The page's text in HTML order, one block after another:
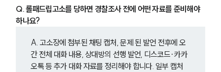
Q. 롤패드립고소를 당하면 경찰조사 전에 어떤 자료를 준비해야
하나요?
A. 고소장에 첨부된 채팅 캡처, 문제 된 발언 전후에 오
간 전체 대화 내용, 상대방의 선행 발언, 디스코드·카카
오톡 등 추가 대화 자료를 정리해야 합니다. 일부 캡처